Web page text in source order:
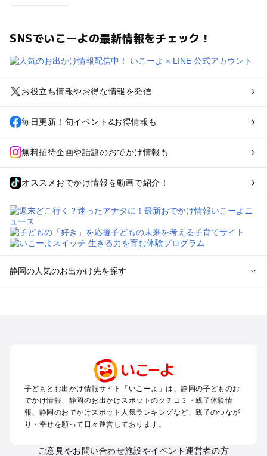
SNSでいこーよの最新情報をチェック！
お役立ち情報やお得な情報を発信
毎日更新！旬イベント&お得情報も
無料招待企画や話題のおでかけ情報も
オススメおでかけ情報を動画で紹介！
静岡の人気のお出かけ先を探す
小田原・熱海・湯河原・真鶴のプールお出かけ
中伊豆・西伊豆・南伊豆のプールお出かけ
静岡・清水のプールお出かけ
三島・沼津のプールお出かけ
掛川・磐田・袋井のプールお出かけ
大井川・寸又峡・川根のプールお出かけ
子どもとお出かけ情報サイト「いこーよ」は、静岡の子どものお
でかけ情報、静岡のお出かけスポットのクチコミ・親子体験情
報、静岡のおでかけスポット人気ランキングなど、親子のつなが
り・幸せを願って日々運営しております。
ご意見やお問い合わせ施設やイベント運営者の方